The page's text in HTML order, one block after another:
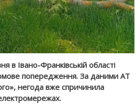
в Івано-Франківській області
попередження. За даними АТ
негода вже спричинила